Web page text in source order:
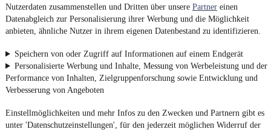
Nutzerdaten zusammenstellen und Dritten über unsere Partner einen
Datenabgleich zur Personalisierung ihrer Werbung und die Möglichkeit
anbieten, ähnliche Nutzer in ihrem eigenen Datenbestand zu identifizieren.
Speichern von oder Zugriff auf Informationen auf einem Endgerät
Personalisierte Werbung und Inhalte, Messung von Werbeleistung und der
Performance von Inhalten, Zielgruppenforschung sowie Entwicklung und
Verbesserung von Angeboten
Einstellmöglichkeiten und mehr Infos zu den Zwecken und Partnern gibt es
unter 'Datenschutzeinstellungen', für den jederzeit möglichen Widerruf der